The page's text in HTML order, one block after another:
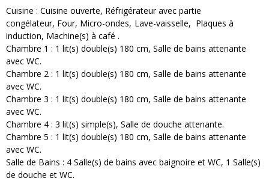
Cuisine : Cuisine ouverte Réfrigérateur avec partie
congélateur Four Micro-ondes Lave-vaisselle
Plaques à
induction Machine(s) à café
Chambre 1 : 1 lit(s) double(s) 180 cm Salle de bains attenante
avec WC
Chambre 2 : 1 lit(s) double(s) 180 cm Salle de bains attenante
avec WC
Chambre 3 : 1 lit(s) double(s) 180 cm Salle de bains attenante
avec WC
Chambre 4 : 3 lit(s) simple(s) Salle de douche attenante
Chambre 5 : 1 lit(s) double(s) 180 cm Salle de bains attenante
avec WC
Salle de Bains : 4 Salle(s) de bains avec baignoire et WC 1 Salle(s)
de douche et WC